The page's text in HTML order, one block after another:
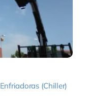
Enfriadoras (Chiller)